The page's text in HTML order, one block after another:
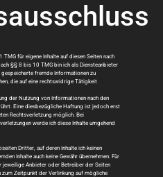
für eigene Inhalte auf diesen Seiten nach
§§ 8 bis 10 TMG bin ich als Diensteanbieter
fremde Informationen zu
die auf eine rechtswidrige Tätigkeit
der Nutzung von Informationen nach den
Eine diesbezügliche Haftung ist jedoch erst
Rechtsverletzung möglich. Bei
werde ich diese Inhalte umgehend
Dritter, auf deren Inhalte ich keinen
Inhalte auch keine Gewähr übernehmen. Für
Anbieter oder Betreiber der Seiten
Zeitpunkt der Verlinkung auf mögliche